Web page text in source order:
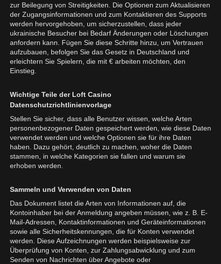
zur Beilegung von Streitigkeiten. Die Optionen zum Aktualisieren
der Zugangsinformationen und zum Kontaktieren des Supports
werden hervorgehoben, um sicherzustellen, dass jeder
ukrainische Besucher bei Bedarf Änderungen oder Löschungen
anfordern kann. Fügen Sie diese Schritte hinzu, um Vertrauen
aufzubauen, befolgen Sie das Gesetz in Deutschland und
erleichtern Sie Spielern, die mit € arbeiten möchten, den
Einstieg.
Wichtige Teile der Loft Casino
Datenschutzrichtlinienvorlage
Stellen Sie sicher, dass alle Benutzer wissen, welche Arten
personenbezogener Daten gespeichert werden, wie diese Daten
verwendet werden und welche Optionen sie für ihre Daten
haben. Dazu gehört, deutlich zu machen, woher die Daten
stammen, in welche Kategorien sie fallen und warum sie
erhoben werden.
Sammeln und Verwenden von Daten
Das Dokument listet die Arten von Informationen auf, die
Kontoinhaber bei der Anmeldung angeben müssen, wie z. B. E-
Mail-Adressen, Kontaktinformationen und Geräteinformationen
sowie alle Sicherheitskennungen, die für Konten verwendet
werden. Diese Aufzeichnungen werden beispielsweise zur
Überprüfung von Konten, zur Zahlungsabwicklung und zum
Senden von Nachrichten über Angebote oder